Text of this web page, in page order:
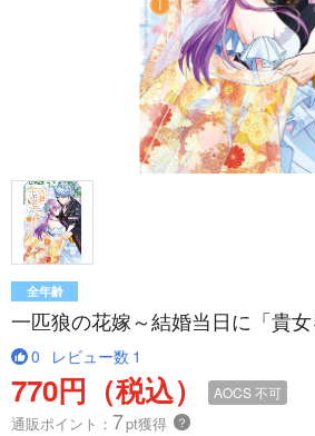
全年齢
一匹狼の花嫁～結婚当日に「貴
0 レビュー数 1
770円（税込） AOCS不可
通販ポイント： 7pt獲得 ？